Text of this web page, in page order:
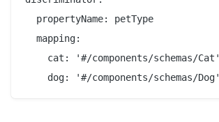
  propertyName: petType
  mapping:
    cat: '#/components/schemas/Cat'